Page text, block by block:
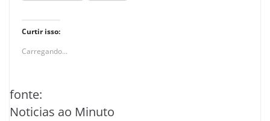
Curtir isso:
Carregando...
fonte:
Noticias ao Minuto